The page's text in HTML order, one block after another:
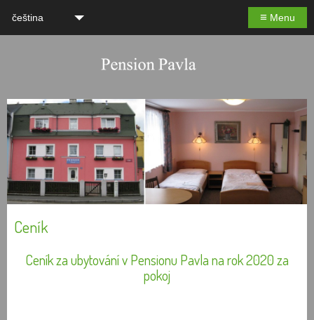
≡ Menu
čeština
Ceník
Ceník za ubytování v Pensionu Pavla na rok 2020 za
pokoj